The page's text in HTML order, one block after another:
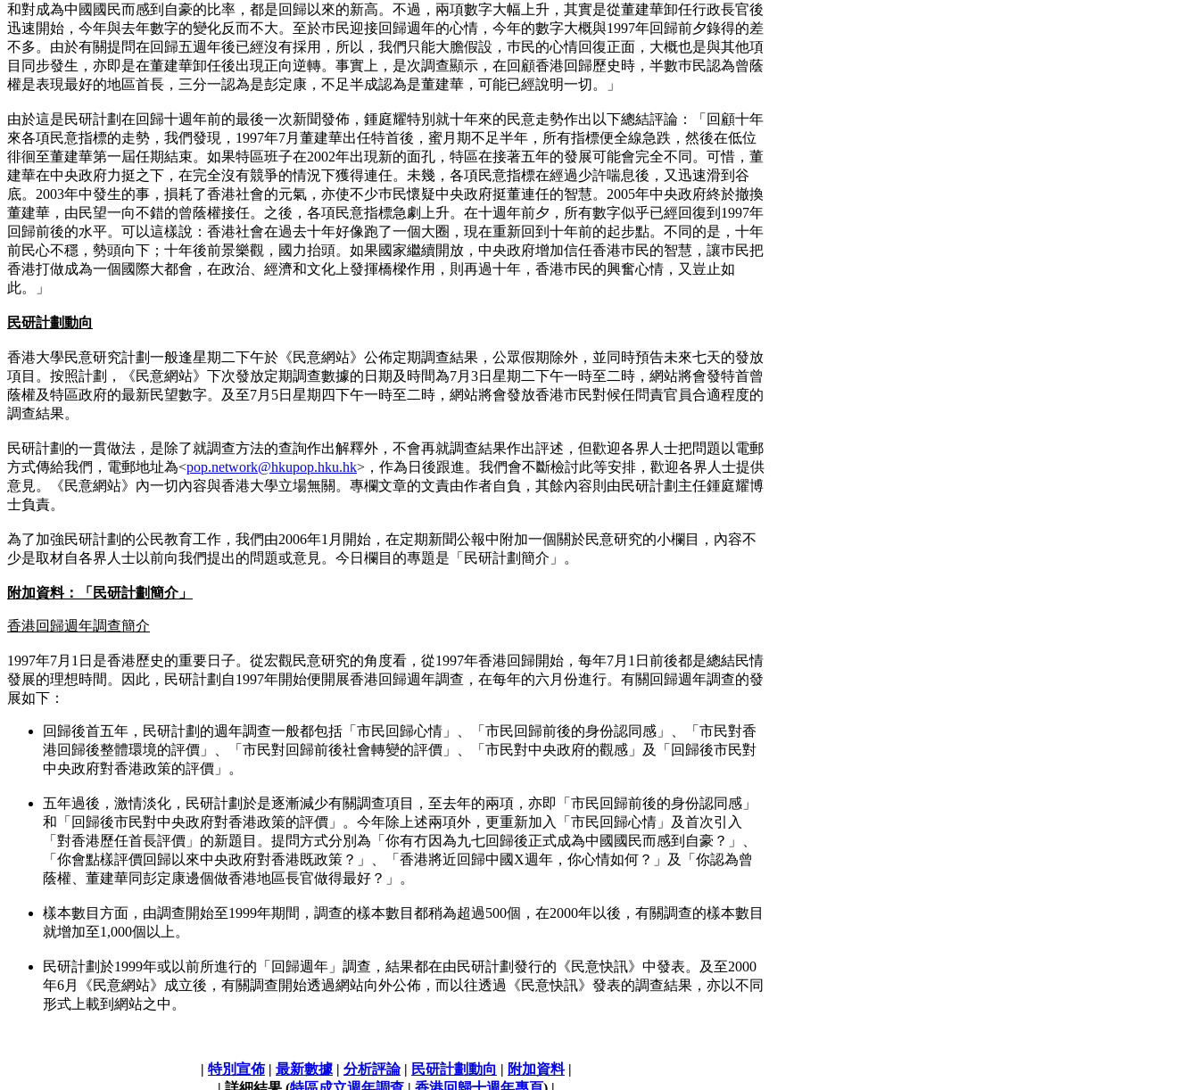
和對成為中國國民而感到自豪的比率，都是回歸以來的新高。不過，兩項數字大幅上升，其實是從董建華卸任行政長官後
迅速開始，今年與去年數字的變化反而不大。至於巿民迎接回歸週年的心情，今年的數字大概與1997年回歸前夕錄得的差
不多。由於有關提問在回歸五週年後已經沒有採用，所以，我們只能大膽假設，巿民的心情回復正面，大概也是與其他項
目同步發生，亦即是在董建華卸任後出現正向逆轉。事實上，是次調查顯示，在回顧香港回歸歷史時，半數巿民認為曾蔭
權是表現最好的地區首長，三分一認為是彭定康，不足半成認為是董建華，可能已經說明一切。」
由於這是民研計劃在回歸十週年前的最後一次新聞發佈，鍾庭耀特別就十年來的民意走勢作出以下總結評論：「回顧十年
來各項民意指標的走勢，我們發現，1997年7月董建華出任特首後，蜜月期不足半年，所有指標便全線急跌，然後在低位
徘徊至董建華第一屆任期結束。如果特區班子在2002年出現新的面孔，特區在接著五年的發展可能會完全不同。可惜，董
建華在中央政府力挺之下，在完全沒有競爭的情況下獲得連任。未幾，各項民意指標在經過少許喘息後，又迅速滑到谷
底。2003年中發生的事，損耗了香港社會的元氣，亦使不少巿民懷疑中央政府挺董連任的智慧。2005年中央政府終於撤換
董建華，由民望一向不錯的曾蔭權接任。之後，各項民意指標急劇上升。在十週年前夕，所有數字似乎已經回復到1997年
回歸前後的水平。可以這樣說：香港社會在過去十年好像跑了一個大圈，現在重新回到十年前的起步點。不同的是，十年
前民心不穩，勢頭向下；十年後前景樂觀，國力抬頭。如果國家繼續開放，中央政府增加信任香港巿民的智慧，讓巿民把
香港打做成為一個國際大都會，在政治、經濟和文化上發揮橋樑作用，則再過十年，香港巿民的興奮心情，又豈止如
此。」
民研計劃動向
香港大學民意研究計劃一般逢星期二下午於《民意網站》公佈定期調查結果，公眾假期除外，並同時預告未來七天的發放
項目。按照計劃，《民意網站》下次發放定期調查數據的日期及時間為7月3日星期二下午一時至二時，網站將會發特首曾
蔭權及特區政府的最新民望數字。及至7月5日星期四下午一時至二時，網站將會發放香港市民對候任問責官員合適程度的
調查結果。
民研計劃的一貫做法，是除了就調查方法的查詢作出解釋外，不會再就調查結果作出評述，但歡迎各界人士把問題以電郵
方式傳給我們，電郵地址為<pop.network@hkupop.hku.hk>，作為日後跟進。我們會不斷檢討此等安排，歡迎各界人士提供
意見。《民意網站》內一切內容與香港大學立場無關。專欄文章的文責由作者自負，其餘內容則由民研計劃主任鍾庭耀博
士負責。
為了加強民研計劃的公民教育工作，我們由2006年1月開始，在定期新聞公報中附加一個關於民意研究的小欄目，內容不
少是取材自各界人士以前向我們提出的問題或意見。今日欄目的專題是「民研計劃簡介」。
附加資料：「民研計劃簡介」
香港回歸週年調查簡介
1997年7月1日是香港歷史的重要日子。從宏觀民意研究的角度看，從1997年香港回歸開始，每年7月1日前後都是總結民情
發展的理想時間。因此，民研計劃自1997年開始便開展香港回歸週年調查，在每年的六月份進行。有關回歸週年調查的發
展如下：
回歸後首五年，民研計劃的週年調查一般都包括「市民回歸心情」、「市民回歸前後的身份認同感」、「市民對香
港回歸後整體環境的評價」、「市民對回歸前後社會轉變的評價」、「市民對中央政府的觀感」及「回歸後市民對
中央政府對香港政策的評價」。
五年過後，激情淡化，民研計劃於是逐漸減少有關調查項目，至去年的兩項，亦即「市民回歸前後的身份認同感」
和「回歸後市民對中央政府對香港政策的評價」。今年除上述兩項外，更重新加入「市民回歸心情」及首次引入
「對香港歷任首長評價」的新題目。提問方式分別為「你有冇因為九七回歸後正式成為中國國民而感到自豪？」、
「你會點樣評價回歸以來中央政府對香港既政策？」、「香港將近回歸中國X週年，你心情如何？」及「你認為曾
蔭權、董建華同彭定康邊個做香港地區長官做得最好？」。
樣本數目方面，由調查開始至1999年期間，調查的樣本數目都稍為超過500個，在2000年以後，有關調查的樣本數目
就增加至1,000個以上。
民研計劃於1999年或以前所進行的「回歸週年」調查，結果都在由民研計劃發行的《民意快訊》中發表。及至2000
年6月《民意網站》成立後，有關調查開始透過網站向外公佈，而以往透過《民意快訊》發表的調查結果，亦以不同
形式上載到網站之中。
| 特別宣佈| 最新數據| 分析評論| 民研計劃動向 | 附加資料|